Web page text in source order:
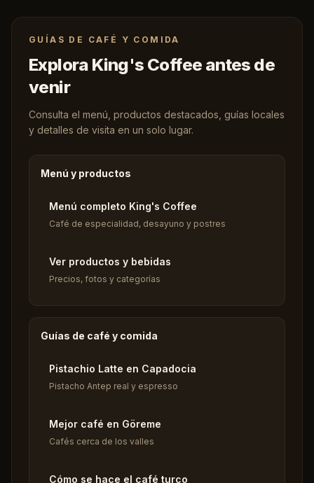
GUÍAS DE CAFÉ Y COMIDA
Explora King's Coffee antes de
venir
Consulta el menú, productos destacados, guías locales
y detalles de visita en un solo lugar.
Menú y productos
Menú completo King's Coffee
Café de especialidad, desayuno y postres
Ver productos y bebidas
Precios, fotos y categorías
Guías de café y comida
Pistachio Latte en Capadocia
Pistacho Antep real y espresso
Mejor café en Göreme
Cafés cerca de los valles
Cómo se hace el café turco